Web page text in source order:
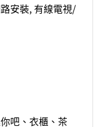
安裝, 有線電視/
吧、衣櫃、茶